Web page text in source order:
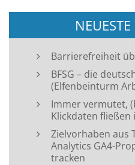
Barrierefreiheit
BFSG – die
(Elfenbeinturm
Immer vermutet,
Klickdaten fließen
Zielvorhaben aus
Analytics GA4-
tracken